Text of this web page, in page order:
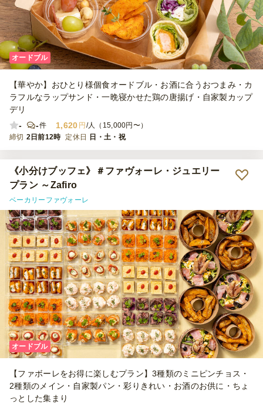
オードブル
【華やか】おひとり様個食オードブル・お酒に合うおつまみ・カ
ラフルなラップサンド・一晩寝かせた鶏の唐揚げ・自家製カップ
デリ
-
-件 1,620 円/人（15,000円〜）
締切 2日前12時 定休日 日・土・祝
《小分けブッフェ》＃ファヴォーレ・ジュエリー
プラン ～Zafiro
ベーカリーファヴォーレ
オードブル
【ファボーレをお得に楽しむプラン】3種類のミニピンチョス・
2種類のメイン・自家製パン・彩りきれい・お酒のお供に・ちょ
っとした集まり